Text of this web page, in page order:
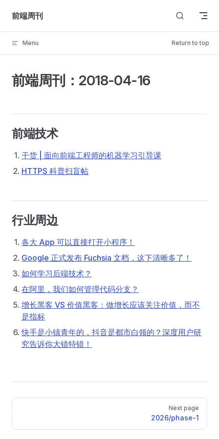
Skip to content
前端周刊
Menu Return to top
前端周刊：2018-04-16
前端技术
干货 | 面向前端工程师的机器学习引导课
HTTPS 科普扫盲帖
行业周边
各大 App 可以直接打开小程序！
Google 正式发布 Fuchsia 文档，这下清晰多了！
如何学习后端技术？
在阿里，我们如何管理代码分支？
增长黑客 VS 价值黑客：做增长应该关注价值，而不
是指标
快手是小镇青年的，抖音是都市白领的？深度用户研
究告诉你大错特错！
Pager
Next page
2026/phase-1